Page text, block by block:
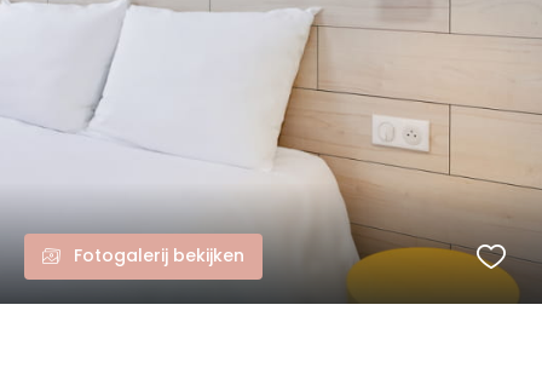
Fotogalerij bekijken